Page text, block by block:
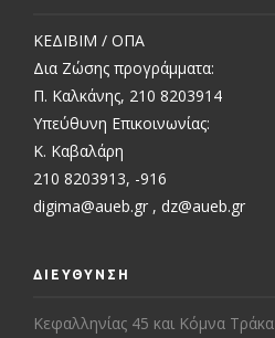
ΚΕΔΙΒΙΜ / ΟΠΑ
Δια Ζώσης προγράμματα:
Π. Καλκάνης, 210 8203914
Υπεύθυνη Επικοινωνίας:
Κ. Καβαλάρη
210 8203913, -916
digima@aueb.gr , dz@aueb.gr
ΔΙΕΥΘΥΝΣΗ
Κεφαλληνίας 45 και Κόμνα Τράκα